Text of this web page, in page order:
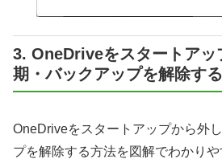
3. OneDriveをスタートアッ
期・バックアップを解除する
OneDriveをスタートアップから外
プを解除する方法を図解でわかりや